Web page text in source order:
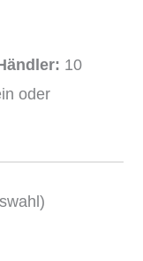
10
oder